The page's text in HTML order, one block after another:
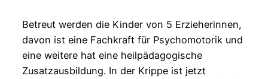
Betreut werden die Kinder von 5 Erzieherinnen,
davon ist eine Fachkraft für Psychomotorik und
eine weitere hat eine heilpädagogische
Zusatzausbildung. In der Krippe ist jetzt